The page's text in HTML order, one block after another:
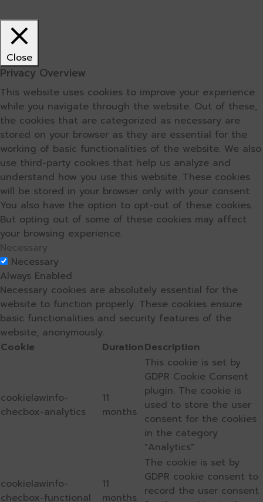
Close
Privacy Overview
This website uses cookies to improve your experience
while you navigate through the website. Out of these,
the cookies that are categorized as necessary are
stored on your browser as they are essential for the
working of basic functionalities of the website. We also
use third-party cookies that help us analyze and
understand how you use this website. These cookies
will be stored in your browser only with your consent.
You also have the option to opt-out of these cookies.
But opting out of some of these cookies may affect
your browsing experience.
Necessary
Necessary
Always Enabled
Necessary cookies are absolutely essential for the
website to function properly. These cookies ensure
basic functionalities and security features of the
website, anonymously.
Cookie
DurationDescription
cookielawinfo-
checbox-analytics
11
months
This cookie is set by
GDPR Cookie Consent
plugin. The cookie is
used to store the user
consent for the cookies
in the category
"Analytics".
cookielawinfo-
checbox-functional
11
months
The cookie is set by
GDPR cookie consent to
record the user consent